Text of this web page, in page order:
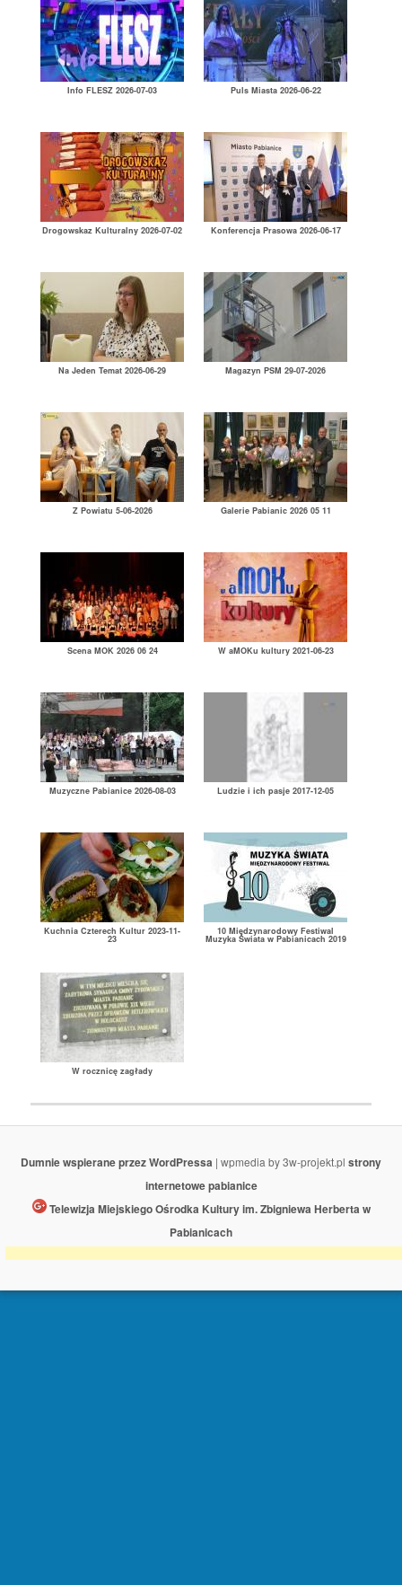
Info FLESZ 2026-07-03 Puls Miasta 2026-06-22
Drogowskaz Kulturalny 2026-07-02 Konferencja Prasowa 2026-06-17
Na Jeden Temat 2026-06-29 Magazyn PSM 29-07-2026
Z Powiatu 5-06-2026 Galerie Pabianic 2026 05 11
Scena MOK 2026 06 24 W aMOKu kultury 2021-06-23
Muzyczne Pabianice 2026-08-03 Ludzie i ich pasje 2017-12-05
Kuchnia Czterech Kultur 2023-11-
23
10 Międzynarodowy Festiwal
Muzyka Świata w Pabianicach 2019
W rocznicę zagłady
Dumnie wspierane przez WordPressa | wpmedia by 3w-projekt.pl strony
internetowe pabianice
Telewizja Miejskiego Ośrodka Kultury im. Zbigniewa Herberta w
Pabianicach